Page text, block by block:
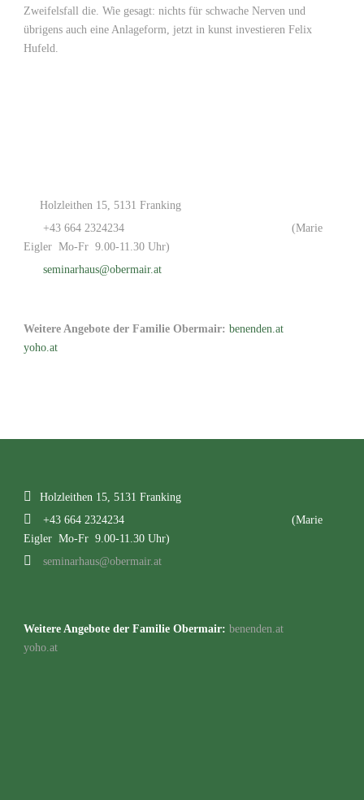
Zweifelsfall die. Wie gesagt: nichts für schwache Nerven und
übrigens auch eine Anlageform, jetzt in kunst investieren Felix
Hufeld.
Holzleithen 15, 5131 Franking
+43 664 2324234
(Marie
Eigler Mo-Fr 9.00-11.30 Uhr)
seminarhaus@obermair.at
Weitere Angebote der Familie Obermair: benenden.at
yoho.at
Holzleithen 15, 5131 Franking
+43 664 2324234
(Marie
Eigler Mo-Fr 9.00-11.30 Uhr)
seminarhaus@obermair.at
Weitere Angebote der Familie Obermair: benenden.at
yoho.at